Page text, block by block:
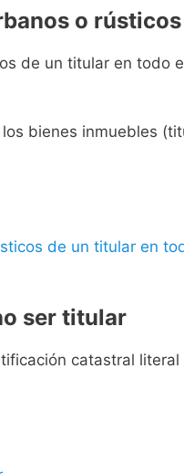
o
de un titular en todo
bienes inmuebles
de un titular en
ser titular
catastral